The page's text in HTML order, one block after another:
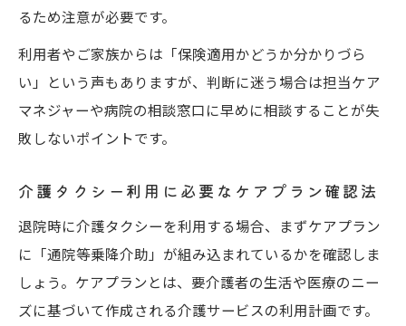
るため注意が必要です。
利用者やご家族からは「保険適用かどうか分かりづら
い」という声もありますが、判断に迷う場合は担当ケア
マネジャーや病院の相談窓口に早めに相談することが失
敗しないポイントです。
介護タクシー利用に必要なケアプラン確認法
退院時に介護タクシーを利用する場合、まずケアプラン
に「通院等乗降介助」が組み込まれているかを確認しま
しょう。ケアプランとは、要介護者の生活や医療のニー
ズに基づいて作成される介護サービスの利用計画です。